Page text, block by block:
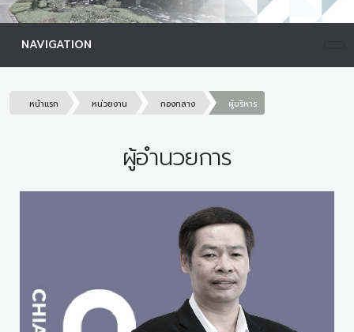
NAVIGATION
หน้าแรก หน่วยงาน กองกลาง ผู้บริหาร
ผู้อำนวยการ